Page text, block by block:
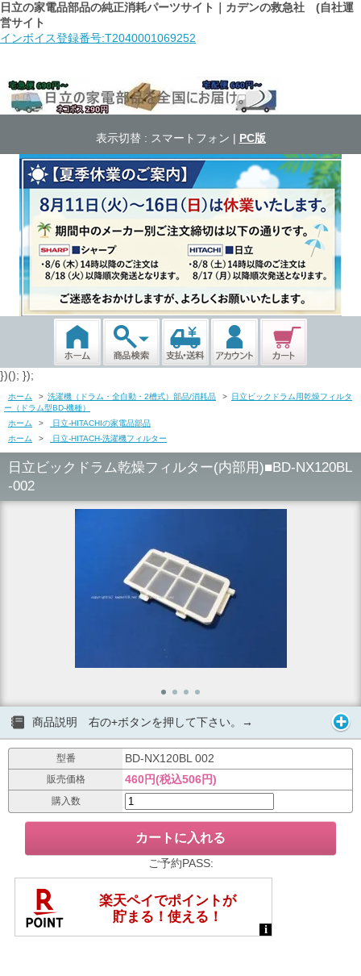
日立の家電品部品の純正消耗パーツサイト｜カデンの救急社 (自社運
営サイト
インボイス登録番号:T2040001069252
表示切替 : スマートフォン | PC版
})(); });
ホーム > 洗濯機（ドラム・全自動・2槽式）部品/消耗品 > 日立ビックドラム用乾燥フィルタ
ー（ドラム型BD-機種）
ホーム
>
日立-HITACHIの家電品部品
ホーム
> 日立-HITACH-洗濯機フィルター
日立ビックドラム乾燥フィルター(内部用)■BD-NX120BL
-002
商品説明 右の+ボタンを押して下さい。→
型番 BD-NX120BL 002
販売価格 460円(税込506円)
購入数
ご予約PASS: